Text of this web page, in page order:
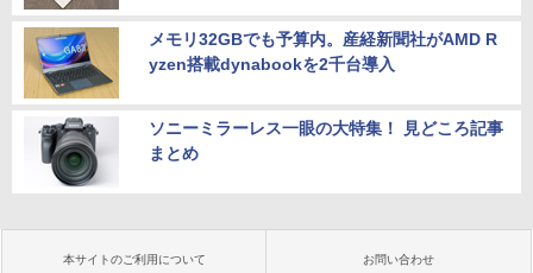
メモリ32GBでも予算内。産経新聞社がAMD R
yzen搭載dynabookを2千台導入
ソニーミラーレス一眼の大特集！ 見どころ記事
まとめ
本サイトのご利用について お問い合わせ